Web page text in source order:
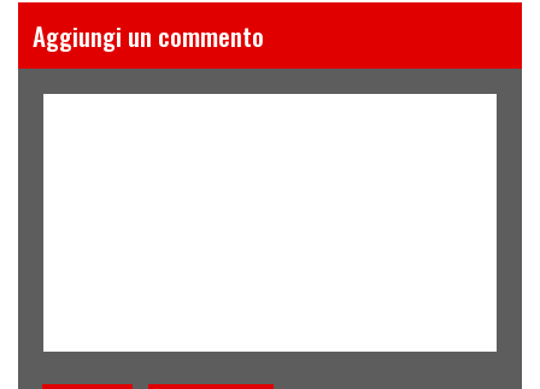
Aggiungi un commento